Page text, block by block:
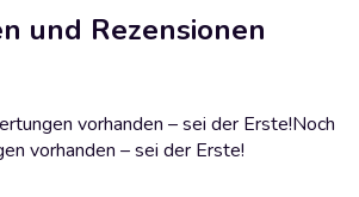
und Rezensionen
vorhanden – sei der Erste!Noch
vorhanden – sei der Erste!